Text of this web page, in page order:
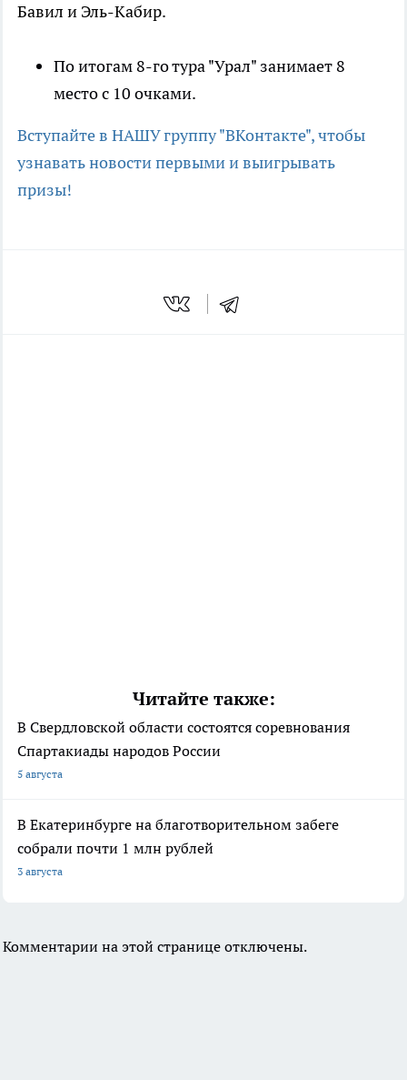
Бавил и Эль-Кабир.
По итогам 8-го тура "Урал" занимает 8
место с 10 очками.
Вступайте в НАШУ группу "ВКонтакте", чтобы
узнавать новости первыми и выигрывать
призы!
Читайте также:
В Свердловской области состоятся соревнования
Спартакиады народов России
5 августа
В Екатеринбурге на благотворительном забеге
собрали почти 1 млн рублей
3 августа
Комментарии на этой странице отключены.